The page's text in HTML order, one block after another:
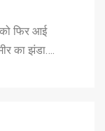
फिर आई
का झंडा….